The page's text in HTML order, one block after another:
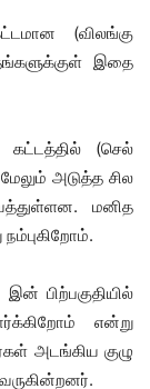
(விலங்கு
இதை
கட்டத்தில் (செல்
அடுத்த சில
மனித
பிற்பகுதியில்
என்று
அடங்கிய குழு
வருகின்றனர்.